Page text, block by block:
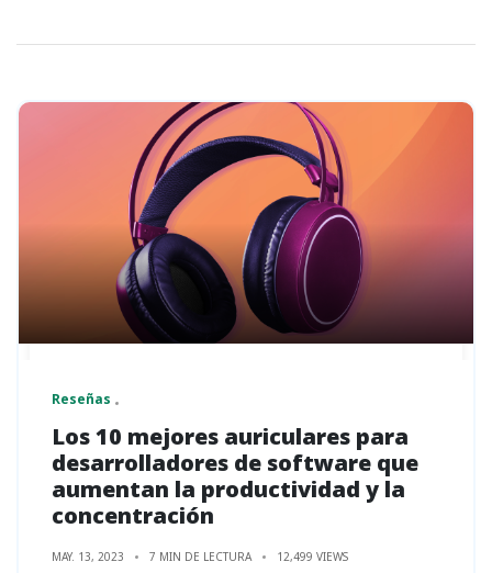
Reseñas
Los 10 mejores auriculares para
desarrolladores de software que
aumentan la productividad y la
concentración
MAY. 13, 2023 7 MIN DE LECTURA 12,499 VIEWS